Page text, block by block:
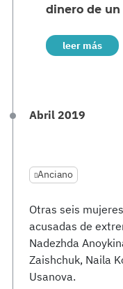
dinero de
leer más
Abril 2019
Anciano
Otras seis
acusadas de
Nadezhda
Zaishchuk, Naila
Usanova.